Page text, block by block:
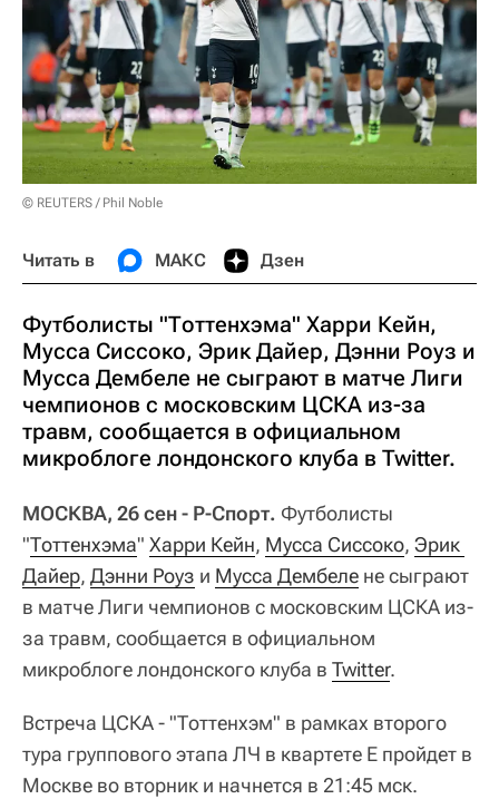
© REUTERS / Phil Noble
Читать в МАКС Дзен
Футболисты "Тоттенхэма" Харри Кейн,
Мусса Сиссоко, Эрик Дайер, Дэнни Роуз и
Мусса Дембеле не сыграют в матче Лиги
чемпионов с московским ЦСКА из-за
травм, сообщается в официальном
микроблоге лондонского клуба в Twitter.
МОСКВА, 26 сен - Р-Спорт. Футболисты
"Тоттенхэма" Харри Кейн, Мусса Сиссоко, Эрик
Дайер, Дэнни Роуз и Мусса Дембеле не сыграют
в матче Лиги чемпионов с московским ЦСКА из-
за травм, сообщается в официальном
микроблоге лондонского клуба в Twitter.
Встреча ЦСКА - "Тоттенхэм" в рамках второго
тура группового этапа ЛЧ в квартете Е пройдет в
Москве во вторник и начнется в 21:45 мск.